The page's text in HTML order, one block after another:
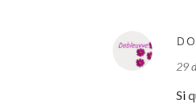
29
Si